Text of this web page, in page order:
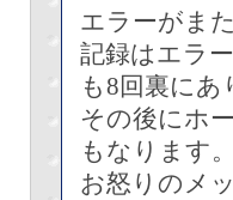
エラーがま
記録はエラ
も8回裏に
その後にホ
もなります
お怒りのメ